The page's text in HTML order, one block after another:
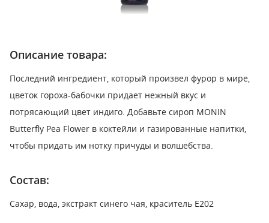
Описание товара:
Последний ингредиент, который произвел фурор в мире,
цветок гороха-бабочки придает нежный вкус и
потрясающий цвет индиго. Добавьте сироп MONIN
Butterfly Pea Flower в коктейли и газированные напитки,
чтобы придать им нотку причуды и волшебства.
Состав:
Сахар, вода, экстракт синего чая, краситель Е202